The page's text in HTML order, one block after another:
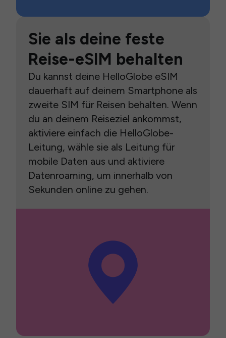
Sie als deine feste
Reise-eSIM behalten
Du kannst deine HelloGlobe eSIM
dauerhaft auf deinem Smartphone als
zweite SIM für Reisen behalten. Wenn
du an deinem Reiseziel ankommst,
aktiviere einfach die HelloGlobe-
Leitung, wähle sie als Leitung für
mobile Daten aus und aktiviere
Datenroaming, um innerhalb von
Sekunden online zu gehen.